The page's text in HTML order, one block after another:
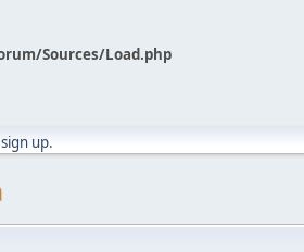
Sources/Load.php
sign up.